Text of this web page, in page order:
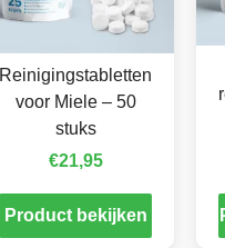
Reinigingstabletten
voor Miele – 50
stuks
€21,95
Product bekijken